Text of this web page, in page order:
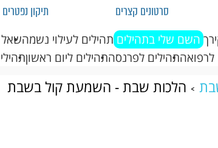
סרטונים קצרים תיקון נפטרים
השם שלי בתהילים תהילים לעילוי נשמה
לרפואהתהילים לפרנסהתהילים ליום ראשון
הלכות שבת - השמעת קול בשבת